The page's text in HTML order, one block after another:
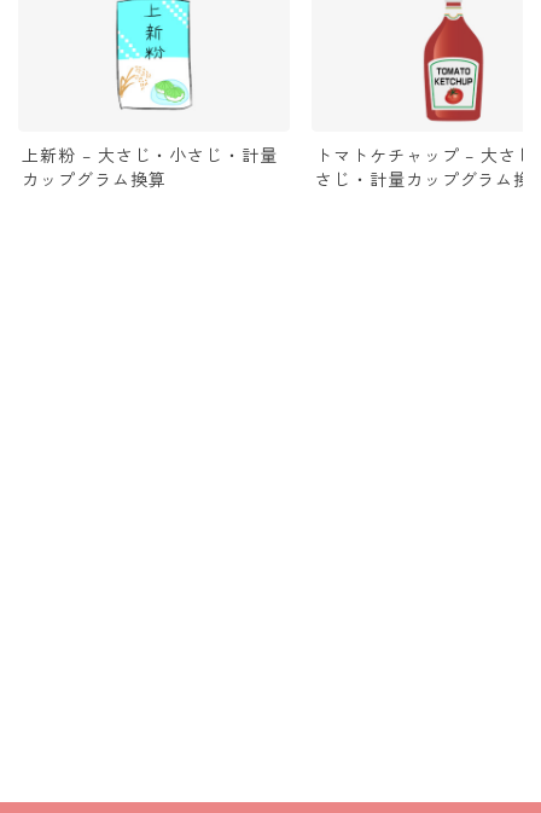
上新粉 – 大さじ・小さじ・計量
カップグラム換算
トマトケチャップ – 大さじ
さじ・計量カップグラム換